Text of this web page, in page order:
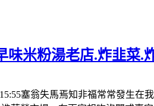
味米粉湯老店.炸韭菜.
塞翁失馬焉知非福常常發生